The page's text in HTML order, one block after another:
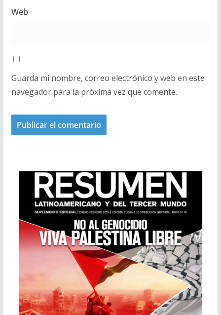
Web
Guarda mi nombre, correo electrónico y web en este
navegador para la próxima vez que comente.